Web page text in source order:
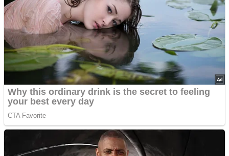
Advertisements